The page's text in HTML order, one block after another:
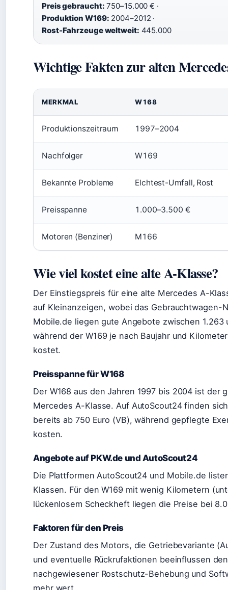
Preis gebraucht: 750–15.000 € ·
Produktion W169: 2004–2012 ·
Rost-Fahrzeuge weltweit: 445.000
Wichtige Fakten zur alten
MERKMAL W168
Produktionszeitraum 1997–2004
Nachfolger W169
Bekannte Probleme Elchtest-Umfall, Rost
Preisspanne 1.000–3.500 €
Motoren (Benziner) M166
Wie viel kostet eine alte A-Klasse?
Der Einstiegspreis für eine alte Mercedes A-
auf Kleinanzeigen, wobei das Gebrauchtwagen-
Mobile.de liegen gute Angebote zwischen 1.263
während der W169 je nach Baujahr und
kostet.
Preisspanne für W168
Der W168 aus den Jahren 1997 bis 2004 ist der
Mercedes A-Klasse. Auf AutoScout24 finden
bereits ab 750 Euro (VB), während gepflegte
kosten.
Angebote auf PKW.de und AutoScout24
Die Plattformen AutoScout24 und Mobile.de
Klassen. Für den W169 mit wenig Kilometern
lückenlosem Scheckheft liegen die Preise bei
Faktoren für den Preis
Der Zustand des Motors, die Getriebevariante
und eventuelle Rückrufaktionen beeinflussen
nachgewiesener Rostschutz-Behebung und
mehr wert.